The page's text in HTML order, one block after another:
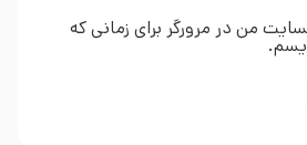
من در مرورگر برای زمانی که